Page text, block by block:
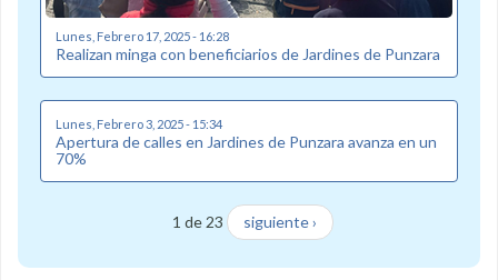
Lunes, Febrero 17, 2025 - 16:28
Realizan minga con beneficiarios de Jardines de Punzara
Lunes, Febrero 3, 2025 - 15:34
Apertura de calles en Jardines de Punzara avanza en un
70%
1 de 23 siguiente ›